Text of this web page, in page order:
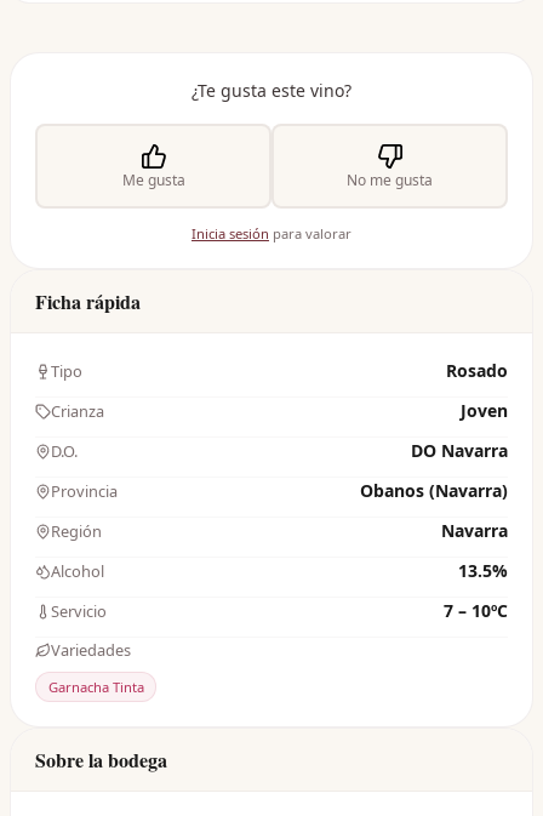
¿Te gusta este vino?
Me gusta No me gusta
Inicia sesión para valorar
Ficha rápida
Tipo Rosado
Crianza Joven
D.O. DO Navarra
Provincia Obanos (Navarra)
Región Navarra
Alcohol 13.5%
Servicio 7 – 10ºC
Variedades
Garnacha Tinta
Sobre la bodega